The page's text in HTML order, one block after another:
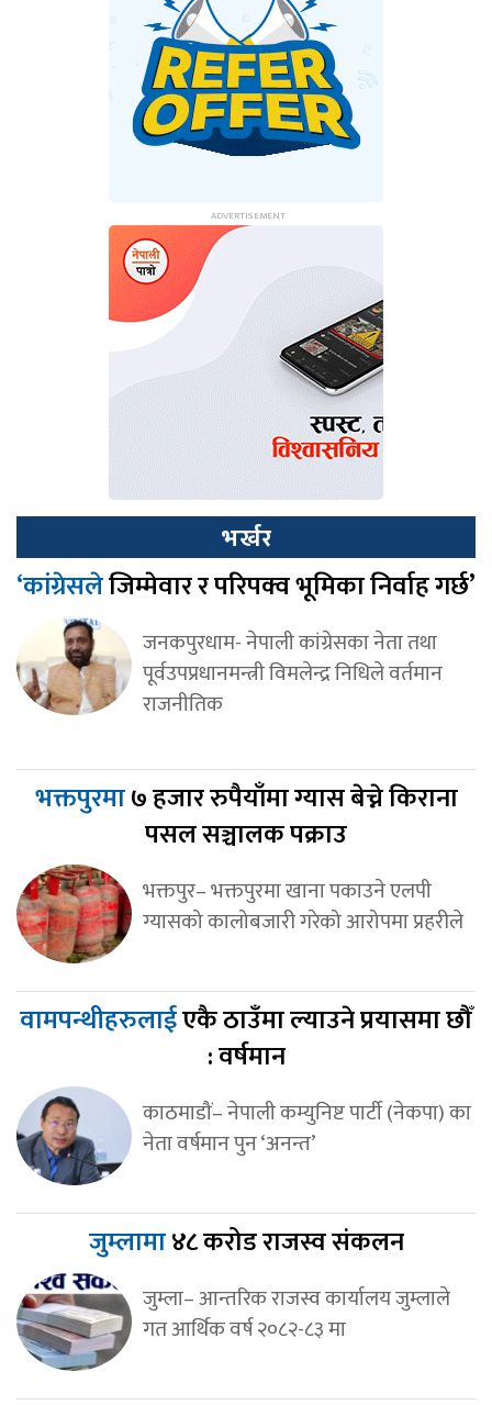
भर्खर
‘कांग्रेसलेजिम्मेवार र परिपक्व भूमिका निर्वाह गर्छ’
जनकपुरधाम- नेपाली कांग्रेसका नेता तथा
पूर्वउपप्रधानमन्त्री विमलेन्द्र निधिले वर्तमान
राजनीतिक
भक्तपुरमा७ हजार रुपैयाँमा ग्यास बेच्ने किराना
पसल सञ्चालक पक्राउ
भक्तपुर– भक्तपुरमा खाना पकाउने एलपी
ग्यासको कालोबजारी गरेको आरोपमा प्रहरीले
वामपन्थीहरुलाईएकै ठाउँमा ल्याउने प्रयासमा छौँ
: वर्षमान
काठमाडौं– नेपाली कम्युनिष्ट पार्टी (नेकपा) का
नेता वर्षमान पुन ‘अनन्त’
जुम्लामा४८ करोड राजस्व संकलन
जुम्ला– आन्तरिक राजस्व कार्यालय जुम्लाले
गत आर्थिक वर्ष २०८२-८३ मा